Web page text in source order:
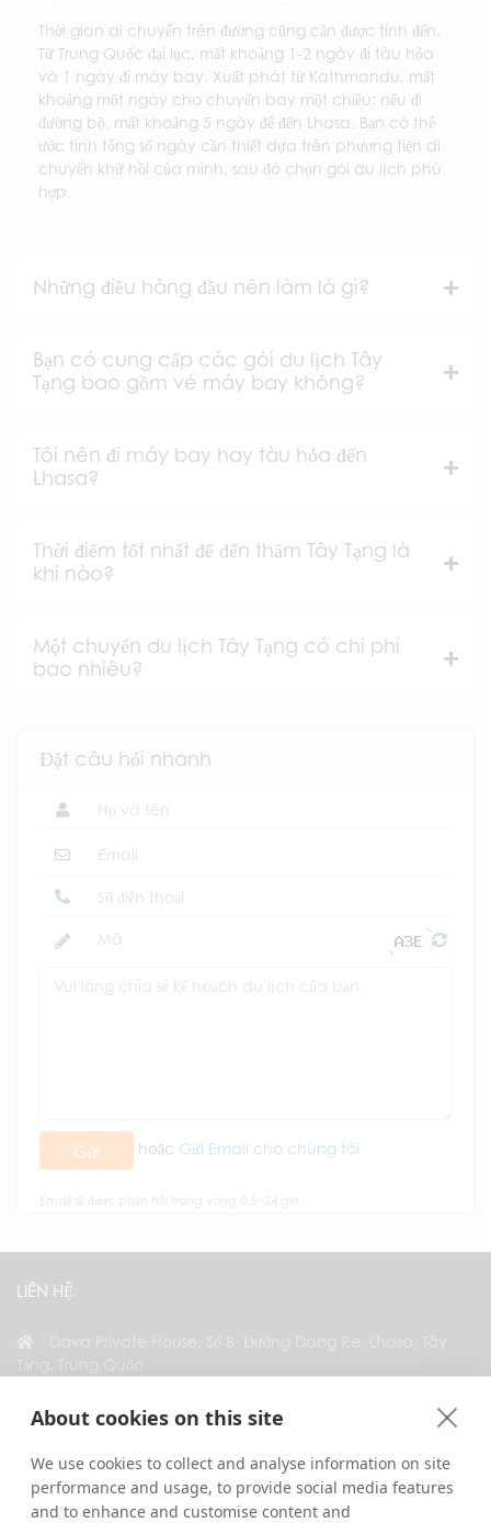
About cookies on this site
We use cookies to collect and analyse information on site
performance and usage, to provide social media features
and to enhance and customise content and
Thời gian di chuyển trên đường cũng cần được tính đến.
Từ Trung Quốc đại lục, mất khoảng 1-2 ngày đi tàu hỏa
và 1 ngày đi máy bay. Xuất phát từ Kathmandu, mất
khoảng một ngày cho chuyến bay một chiều; nếu đi
đường bộ, mất khoảng 5 ngày để đến Lhasa. Bạn có thể
ước tính tổng số ngày cần thiết dựa trên phương tiện di
chuyển khứ hồi của mình, sau đó chọn gói du lịch phù
hợp.
Những điều hàng đầu nên làm là gì?
Bạn có cung cấp các gói du lịch Tây
Tạng bao gồm vé máy bay không?
Tôi nên đi máy bay hay tàu hỏa đến
Lhasa?
Thời điểm tốt nhất để đến thăm Tây Tạng là
khi nào?
Một chuyến du lịch Tây Tạng có chi phí
bao nhiêu?
Đặt câu hỏi nhanh
Gửi hoặc Gửi Email cho chúng tôi
Email sẽ được phản hồi trong vòng 0.5~24 giờ.
LIÊN HỆ
Tạng, Trung Quốc
KẾT NỐI VỚI CHÚNG TÔI